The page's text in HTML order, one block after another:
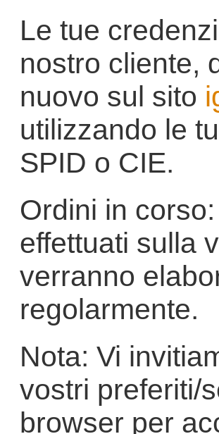
Le tue
nostro cliente,
nuovo sul sito
utilizzando le
SPID o CIE.
Ordini in
effettuati sulla
verranno
regolarmente.
Nota: Vi
vostri preferiti/
browser per